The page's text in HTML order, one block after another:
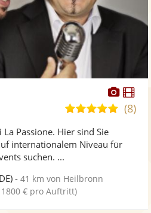
5,0(8)
Passione. Hier sind Sie
internationalem Niveau für
suchen. ...
-41 km von Heilbronn
1800 € pro Auftritt)